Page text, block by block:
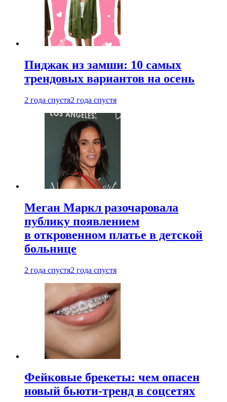
Пиджак из замши: 10 самых
трендовых вариантов на осень
2 года спустя2 года спустя
Меган Маркл разочаровала
публику появлением
в откровенном платье в детской
больнице
2 года спустя2 года спустя
Фейковые брекеты: чем опасен
новый бьюти-тренд в соцсетях